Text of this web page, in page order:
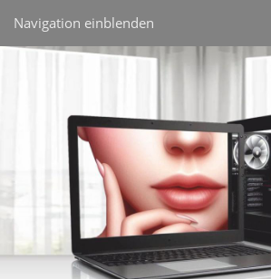
Navigation einblenden